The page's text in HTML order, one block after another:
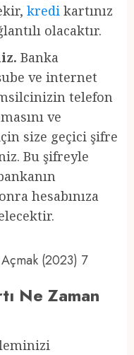
kredi kartınız
olacaktır.
Banka
ve internet
telefon
ve
size geçici şifre
Bu şifreyle
hesabınıza
Açmak (2023) 7
Ne Zaman